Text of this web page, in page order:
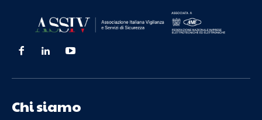
Chi siamo